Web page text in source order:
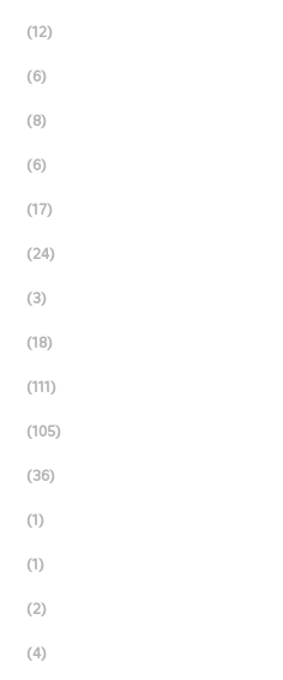
(12)
(6)
(8)
(6)
(17)
(24)
(3)
(18)
(111)
(105)
(36)
(1)
(1)
(2)
(4)